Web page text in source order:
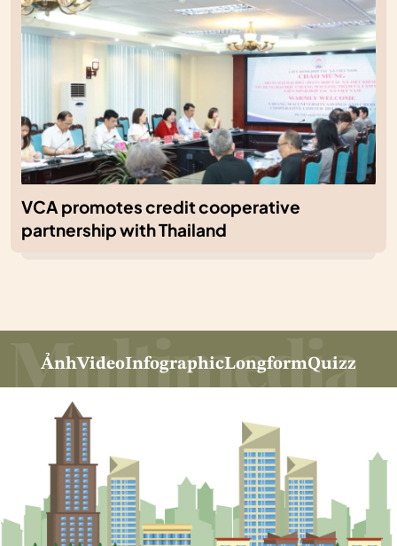
VCA promotes credit cooperative
partnership with Thailand
ẢnhVideoInfographicLongformQuizz